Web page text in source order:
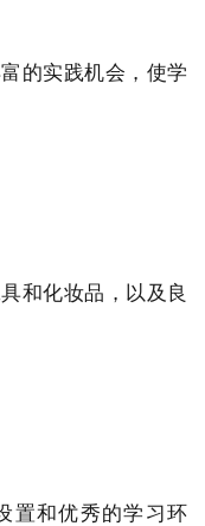
的实践机会，使学
和化妆品，以及良
置和优秀的学习环